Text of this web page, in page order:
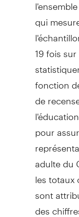
qui
19 fois
fonction
de
pour
adulte du
les
sont
des